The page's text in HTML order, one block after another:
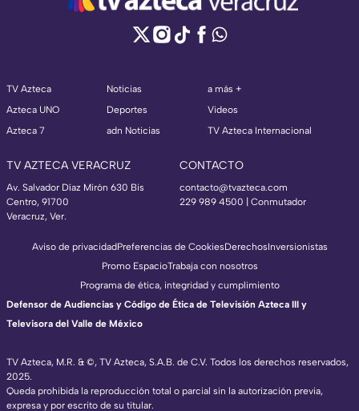
TV Azteca
Azteca UNO
Azteca 7
Noticias
Deportes
adn Noticias
a más +
Videos
TV Azteca Internacional
TV AZTECA VERACRUZ
Av. Salvador Díaz Mirón 630 Bis
Centro, 91700
Veracruz, Ver.
CONTACTO
contacto@tvazteca.com
229 989 4500 | Conmutador
TV Azteca, M.R. & ©, TV Azteca, S.A.B. de C.V. Todos los derechos reservados,
2025.
Queda prohibida la reproducción total o parcial sin la autorización previa,
expresa y por escrito de su titular.
Aviso de privacidadPreferencias de CookiesDerechosInversionistas
Promo EspacioTrabaja con nosotros
Programa de ética, integridad y cumplimiento
Defensor de Audiencias y Código de Ética de Televisión Azteca III y
Televisora del Valle de México